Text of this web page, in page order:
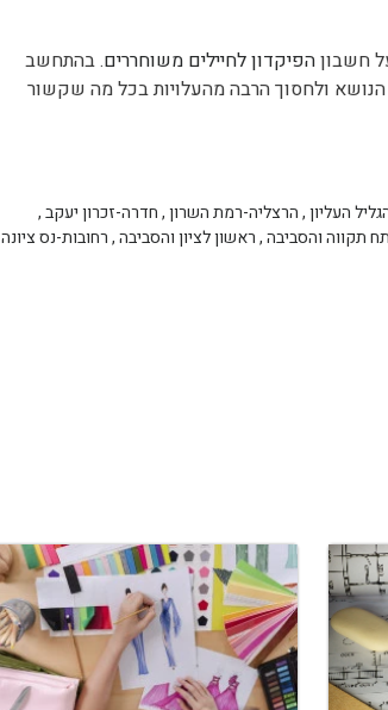
חשבוןהפיקדון לחיילים משוחררים. בהתחשב
ולחסוך הרבה מהעלויות בכל מה שקשור
העליון,הרצליה-רמת השרון,חדרה-זכרון יעקב,
תקווה והסביבה,ראשון לציון והסביבה,רחובות-נס ציונה